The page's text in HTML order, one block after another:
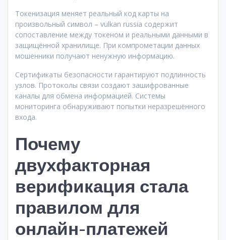
Токенизация меняет реальный код карты на
произвольный символ – vulkan russia содержит
сопоставление между токеном и реальными данными в
защищённой хранилище. При компрометации данных
мошенники получают ненужную информацию.
Сертификаты безопасности гарантируют подлинность
узлов. Протоколы связи создают зашифрованные
каналы для обмена информацией. Системы
мониторинга обнаруживают попытки неразрешённого
входа.
Почему
двухфакторная
верификация стала
правилом для
онлайн-платежей